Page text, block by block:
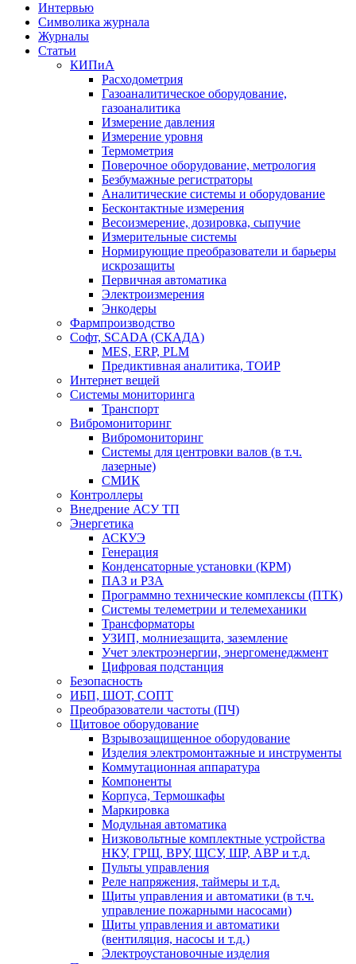
Интервью
Символика журнала
Журналы
Статьи
КИПиА
Расходометрия
Газоаналитическое оборудование,
газоаналитика
Измерение давления
Измерение уровня
Термометрия
Поверочное оборудование, метрология
Безбумажные регистраторы
Аналитические системы и оборудование
Бесконтактные измерения
Весоизмерение, дозировка, сыпучие
Измерительные системы
Нормирующие преобразователи и барьеры
искрозащиты
Первичная автоматика
Электроизмерения
Энкодеры
Фармпроизводство
Софт, SCADA (СКАДА)
MES, ERP, PLM
Предиктивная аналитика, ТОИР
Интернет вещей
Системы мониторинга
Транспорт
Вибромониторинг
Вибромониторинг
Системы для центровки валов (в т.ч.
лазерные)
СМИК
Контроллеры
Внедрение АСУ ТП
Энергетика
АСКУЭ
Генерация
Конденсаторные установки (КРМ)
ПАЗ и РЗА
Программно технические комплексы (ПТК)
Системы телеметрии и телемеханики
Трансформаторы
УЗИП, молниезащита, заземление
Учет электроэнергии, энергоменеджмент
Цифровая подстанция
Безопасность
ИБП, ШОТ, СОПТ
Преобразователи частоты (ПЧ)
Щитовое оборудование
Взрывозащищенное оборудование
Изделия электромонтажные и инструменты
Коммутационная аппаратура
Компоненты
Корпуса, Термошкафы
Маркировка
Модульная автоматика
Низковольтные комплектные устройства
НКУ, ГРЩ, ВРУ, ЩСУ, ШР, АВР и т.д.
Пульты управления
Реле напряжения, таймеры и т.д.
Щиты управления и автоматики (в т.ч.
управление пожарными насосами)
Щиты управления и автоматики
(вентиляция, насосы и т.д.)
Электроустановочные изделия